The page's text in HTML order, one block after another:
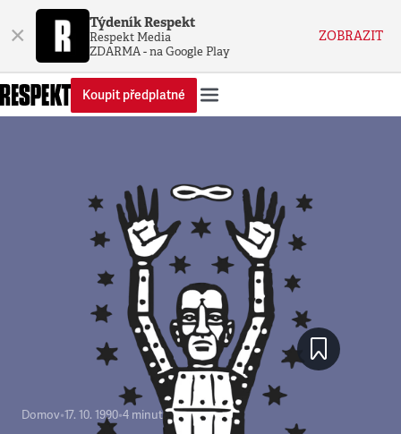
× Týdeník Respekt
Respekt Media
ZDARMA - na Google Play
ZOBRAZIT
Koupit předplatné
Domov•17. 10. 1990•4 minuty